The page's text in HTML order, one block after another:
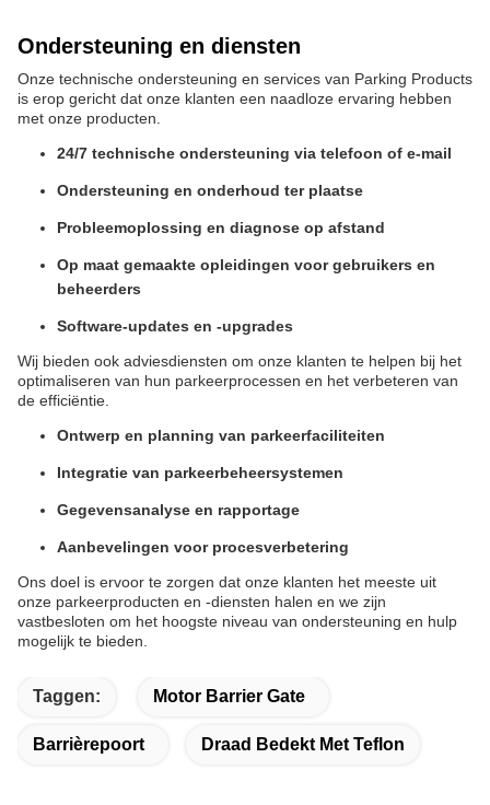
Ondersteuning en diensten
Onze technische ondersteuning en services van Parking Products
is erop gericht dat onze klanten een naadloze ervaring hebben
met onze producten.
24/7 technische ondersteuning via telefoon of e-mail
Ondersteuning en onderhoud ter plaatse
Probleemoplossing en diagnose op afstand
Op maat gemaakte opleidingen voor gebruikers en
beheerders
Software-updates en -upgrades
Wij bieden ook adviesdiensten om onze klanten te helpen bij het
optimaliseren van hun parkeerprocessen en het verbeteren van
de efficiëntie.
Ontwerp en planning van parkeerfaciliteiten
Integratie van parkeerbeheersystemen
Gegevensanalyse en rapportage
Aanbevelingen voor procesverbetering
Ons doel is ervoor te zorgen dat onze klanten het meeste uit
onze parkeerproducten en -diensten halen en we zijn
vastbesloten om het hoogste niveau van ondersteuning en hulp
mogelijk te bieden.
Taggen: Motor Barrier Gate
Barrièrepoort Draad Bedekt Met Teflon